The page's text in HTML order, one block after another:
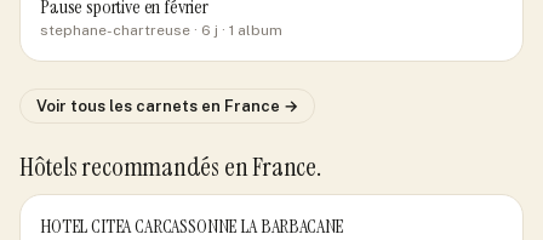
Pause sportive en février
stephane-chartreuse · 6 j · 1 album
Voir tous les carnets en France →
Hôtels recommandés en France.
HOTEL CITEA CARCASSONNE LA BARBACANE